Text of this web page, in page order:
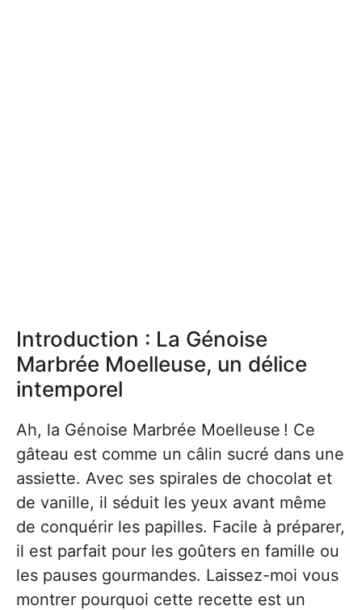
Introduction : La Génoise
Marbrée Moelleuse, un délice
intemporel
Ah, la Génoise Marbrée Moelleuse ! Ce
gâteau est comme un câlin sucré dans une
assiette. Avec ses spirales de chocolat et
de vanille, il séduit les yeux avant même
de conquérir les papilles. Facile à préparer,
il est parfait pour les goûters en famille ou
les pauses gourmandes. Laissez-moi vous
montrer pourquoi cette recette est un